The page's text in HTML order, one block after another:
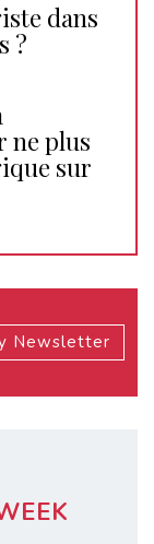
dans
?
ne plus
sur
Newsletter